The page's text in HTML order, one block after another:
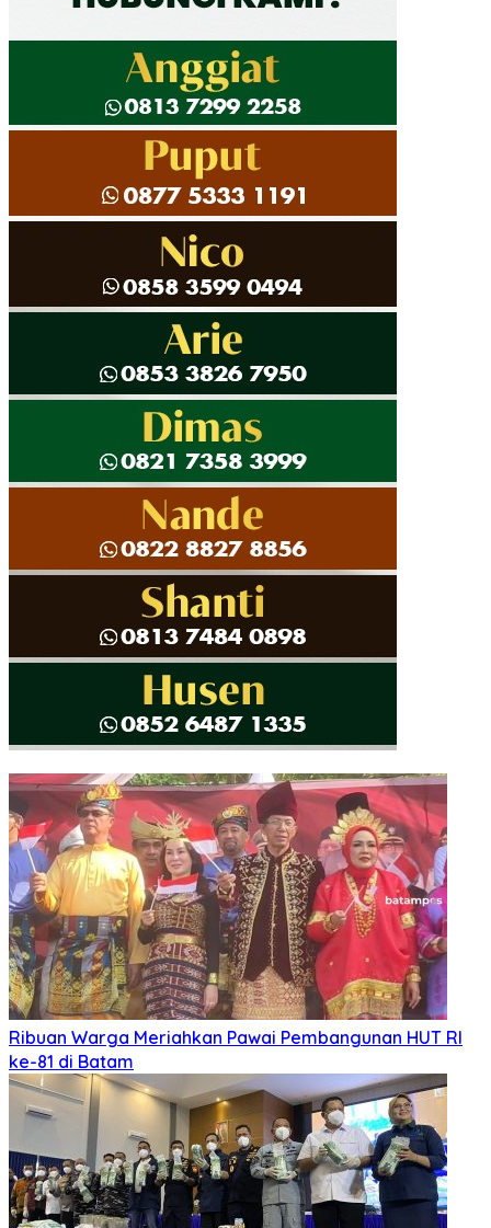
Ribuan Warga Meriahkan Pawai Pembangunan HUT RI
ke-81 di Batam